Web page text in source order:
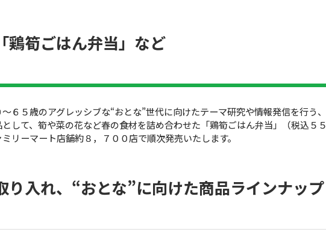
鶏筍ごはん弁当」など
５歳のアグレッシブな“おとな”世代に向けたテーマ研究や情報発信を行う、
して、筍や菜の花など春の食材を詰め合わせた「鶏筍ごはん弁当」（税込５５
リーマート店舗約８，７００店で順次発売いたします。
入れ、“おとな”に向けた商品ラインナップ